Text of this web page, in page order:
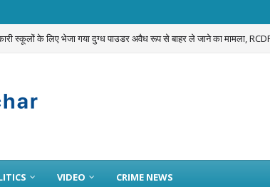
स्कूलों के लिए भेजा गया दुग्ध पाउडर अवैध रूप से बाहर ले जाने का मामला,
ट्रेन से 3 करोड़ का गोल्ड चोरी प्रकरण का खुलासा: नवलगढ़ की जोहड़ी में गाड़े
VIDEO CRIME NEWS